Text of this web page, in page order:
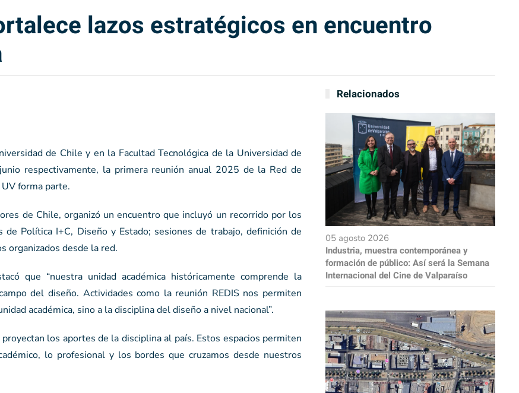
lazos estratégicos en encuentro
de Chile y en la Facultad Tecnológica de la Universidad de
respectivamente, la primera reunión anual 2025 de la Red de
forma parte.
de Chile, organizó un encuentro que incluyó un recorrido por los
Política I+C, Diseño y Estado; sesiones de trabajo, definición de
organizados desde la red.
que “nuestra unidad académica históricamente comprende la
del diseño. Actividades como la reunión REDIS nos permiten
académica, sino a la disciplina del diseño a nivel nacional”.
los aportes de la disciplina al país. Estos espacios permiten
lo profesional y los bordes que cruzamos desde nuestros
Relacionados
05 agosto 2026
Industria, muestra contemporánea y
formación de público: Así será la Semana
Internacional del Cine de Valparaíso